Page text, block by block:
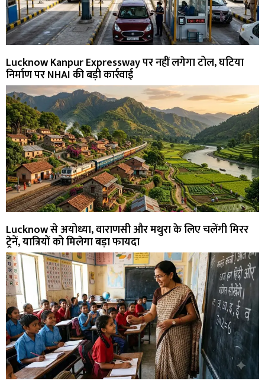
Lucknow Kanpur Expressway पर नहीं लगेगा टोल, घटिया
निर्माण पर NHAI की बड़ी कार्रवाई
Lucknow से अयोध्या, वाराणसी और मथुरा के लिए चलेंगी मिरर
ट्रेनें, यात्रियों को मिलेगा बड़ा फायदा